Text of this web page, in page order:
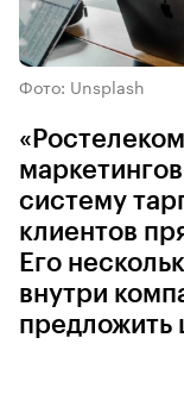
Фото: Unsplash
систему
клиентов
Его
внутри
предложить